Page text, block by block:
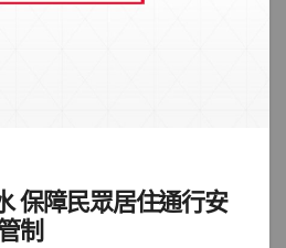
保障民眾居住通行安
制